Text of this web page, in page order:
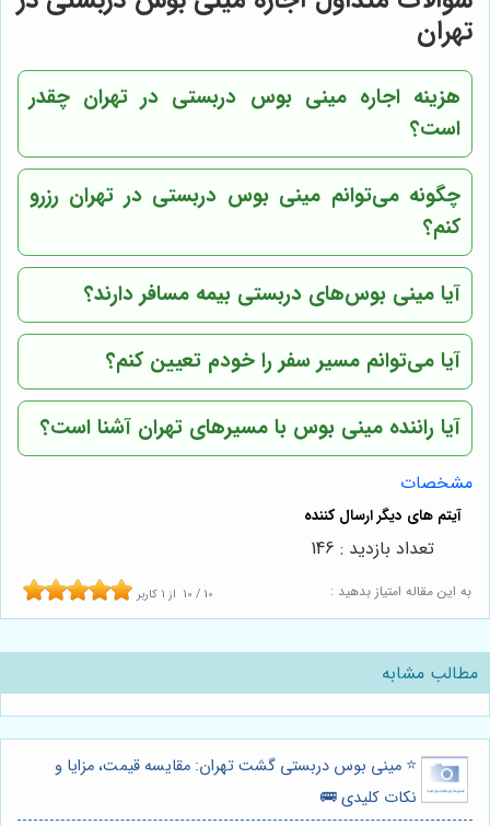
تهران
هزینه اجاره مینی بوس دربستی در تهران چقدر
است؟
چگونه می‌توانم مینی بوس دربستی در تهران رزرو
کنم؟
آیا مینی بوس‌های دربستی بیمه مسافر دارند؟
آیا می‌توانم مسیر سفر را خودم تعیین کنم؟
آیا راننده مینی بوس با مسیرهای تهران آشنا است؟
مشخصات
به این مقاله امتیاز بدهید : 10 / 10 از 1 کاربر
تعداد بازدید : 146
مطالب مشابه
⭐️ مینی بوس دربستی گشت تهران: مقایسه قیمت، مزایا و
نکات کلیدی 🚌